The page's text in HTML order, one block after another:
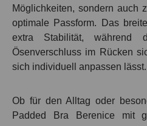
Möglichkeiten, sondern auch
optimale Passform. Das
extra Stabilität, während
Ösenverschluss im Rücken
sich individuell anpassen lässt.
Ob für den Alltag oder
Padded Bra Berenice mit